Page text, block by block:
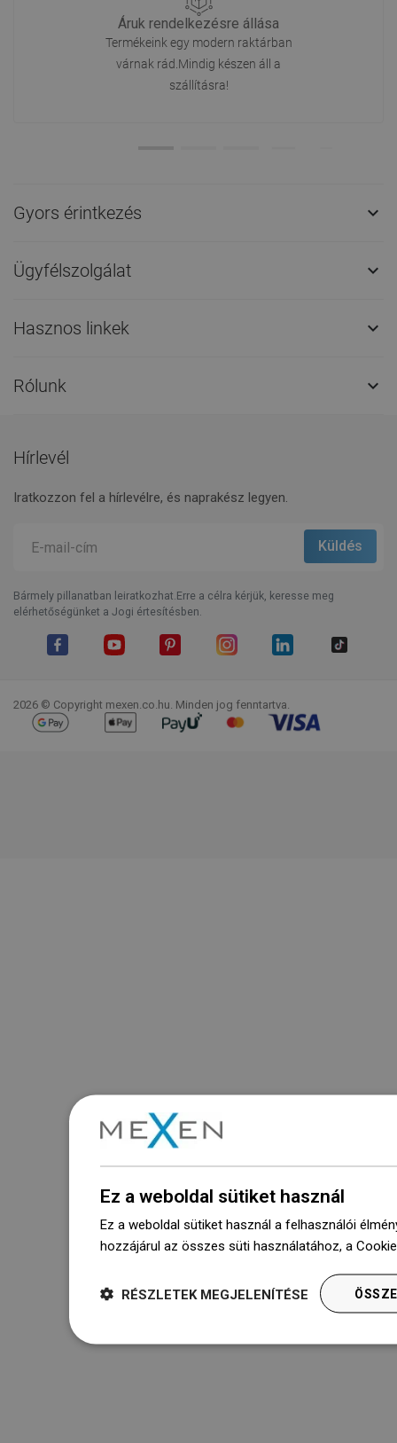
Áruk rendelkezésre állása
Termékeink egy modern raktárban
várnak rád.Mindig készen áll a
szállításra!
Gyors érintkezés 
Ügyfélszolgálat 
Hasznos linkek 
Rólunk 
Hírlevél
Iratkozzon fel a hírlevélre, és naprakész legyen.
Bármely pillanatban leiratkozhat.Erre a célra kérjük, keresse meg
elérhetőségünket a Jogi értesítésben.
2026 © Copyright mexen.co.hu. Minden jog fenntartva.
Ez a weboldal sütiket használ
Ez a weboldal sütiket használ a felhasználói
hozzájárul az összes süti használatához, a
RÉSZLETEK MEGJELENÍTÉSE